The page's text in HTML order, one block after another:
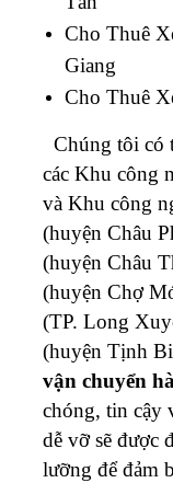
Cho Thuê
Giang
Cho Thuê
Chúng tôi có
các Khu công
và Khu công
(huyện Châu
(huyện Châu
(huyện Chợ
(TP. Long
(huyện Tịnh
vận chuyển
chóng, tin cậy
dễ vỡ sẽ được
lưỡng để đảm